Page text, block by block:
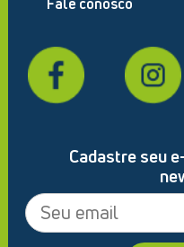
Fale conosco
Cadastre seu